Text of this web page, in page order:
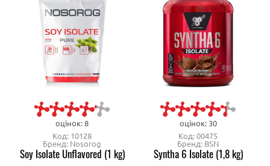
оцінок: 8
Код: 10128
Бренд: Nosorog
Soy Isolate Unflavored (1 kg)
оцінок: 30
Код: 00475
Бренд: BSN
Syntha 6 Isolate (1,8 kg)